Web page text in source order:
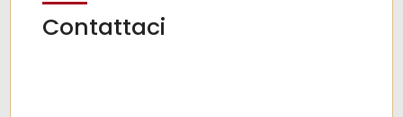
Contattaci